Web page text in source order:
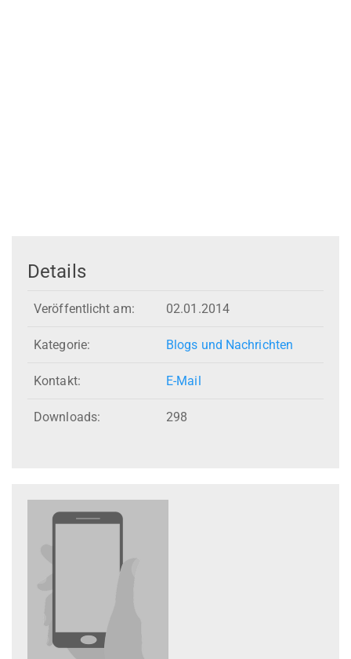
Details
Veröffentlicht am: 02.01.2014
Kategorie: Blogs und Nachrichten
Kontakt: E-Mail
Downloads: 298